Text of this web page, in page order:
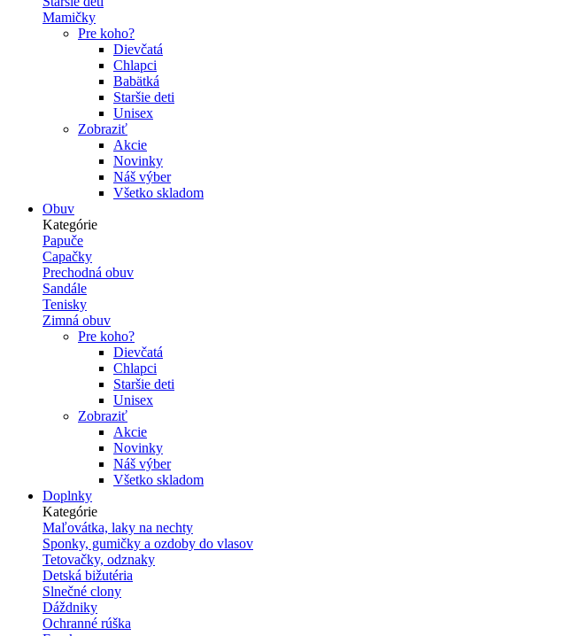
Mamičky
Pre koho?
Dievčatá
Chlapci
Babätká
Staršie deti
Unisex
Zobraziť
Akcie
Novinky
Náš výber
Všetko skladom
Obuv
Kategórie
Papuče
Capačky
Prechodná obuv
Sandále
Tenisky
Zimná obuv
Pre koho?
Dievčatá
Chlapci
Staršie deti
Unisex
Zobraziť
Akcie
Novinky
Náš výber
Všetko skladom
Doplnky
Kategórie
Maľovátka, laky na nechty
Sponky, gumičky a ozdoby do vlasov
Tetovačky, odznaky
Detská bižutéria
Slnečné clony
Dáždniky
Ochranné rúška